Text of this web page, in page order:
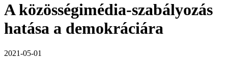
A közösségimédia-szabályozás
hatása a demokráciára
2021-05-01